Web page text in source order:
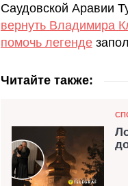
Саудовской Аравии
вернуть Владимира
помочь легенде
Читайте также: